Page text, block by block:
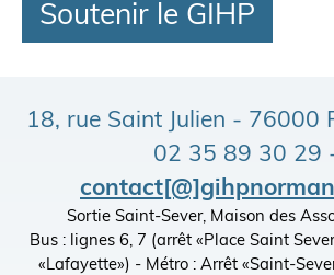
Soutenir le GIHP
18, rue Saint Julien - 76000
02 35 89 30 29
Sortie Saint-Sever, Maison des
Bus : lignes 6, 7 (arrêt «Place Saint
«Lafayette») - Métro : Arrêt «Saint-